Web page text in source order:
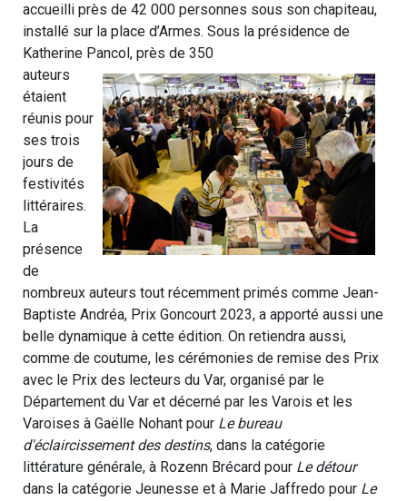
accueilli près de 42 000 personnes sous son chapiteau,
installé sur la place d’Armes. Sous la présidence de
Katherine Pancol, près de 350
auteurs
étaient
réunis pour
ses trois
jours de
festivités
littéraires.
La
présence
de
nombreux auteurs tout récemment primés comme Jean-
Baptiste Andréa, Prix Goncourt 2023, a apporté aussi une
belle dynamique à cette édition. On retiendra aussi,
comme de coutume, les cérémonies de remise des Prix
avec le Prix des lecteurs du Var, organisé par le
Département du Var et décerné par les Varois et les
Varoises à Gaëlle Nohant pour Le bureau
d'éclaircissement des destins, dans la catégorie
littérature générale, à Rozenn Brécard pour Le détour
dans la catégorie Jeunesse et à Marie Jaffredo pour Le